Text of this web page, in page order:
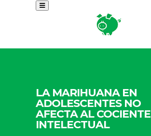
LA MARIHUANA EN
ADOLESCENTES NO
AFECTA AL COCIENTE
INTELECTUAL